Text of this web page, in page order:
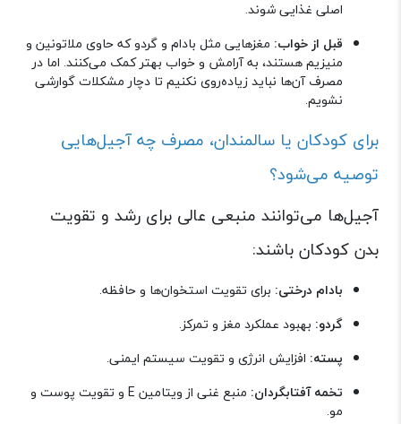
اصلی غذایی شوند.
قبل از خواب: مغزهایی مثل بادام و گردو که حاوی ملاتونین و
منیزیم هستند، به آرامش و خواب بهتر کمک می‌کنند. اما در
مصرف آن‌ها نباید زیاده‌روی نکنیم تا دچار مشکلات گوارشی
نشویم.
برای کودکان یا سالمندان، مصرف چه آجیل‌هایی
توصیه می‌شود؟
آجیل‌ها می‌توانند منبعی عالی برای رشد و تقویت
بدن کودکان باشند:
بادام درختی: برای تقویت استخوان‌ها و حافظه.
گردو: بهبود عملکرد مغز و تمرکز.
پسته: افزایش انرژی و تقویت سیستم ایمنی.
تخمه آفتابگردان: منبع غنی از ویتامین E و تقویت پوست و
مو.